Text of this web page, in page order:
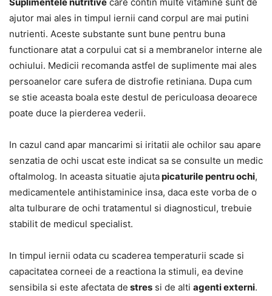
ajutor mai ales in timpul iernii cand corpul are mai putini
nutrienti. Aceste substante sunt bune pentru buna
functionare atat a corpului cat si a membranelor interne ale
ochiului. Medicii recomanda astfel de suplimente mai ales
persoanelor care sufera de distrofie retiniana. Dupa cum
se stie aceasta boala este destul de periculoasa deoarece
poate duce la pierderea vederii.
In cazul cand apar mancarimi si iritatii ale ochilor sau apare
senzatia de ochi uscat este indicat sa se consulte un medic
oftalmolog. In aceasta situatie ajutapicaturile pentru ochi,
medicamentele antihistaminice insa, daca este vorba de o
alta tulburare de ochi tratamentul si diagnosticul, trebuie
stabilit de medicul specialist.
In timpul iernii odata cu scaderea temperaturii scade si
capacitatea corneei de a reactiona la stimuli, ea devine
sensibila si este afectata de stres si de alti agenti externi.